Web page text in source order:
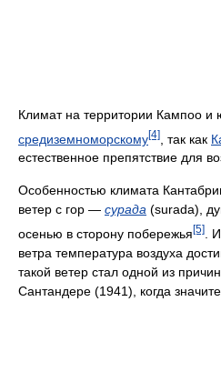
Климат на территории Кампоо и
средиземноморскому[4] , так как
естественное препятствие для
Особенностью климата
ветер с гор — сурада (surada),
осенью в сторону побережья [5]
.
ветра температура воздуха
такой ветер стал одной из
Сантандере (1941), когда